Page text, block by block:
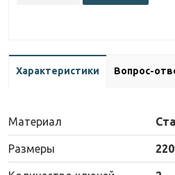
Характеристики Вопрос-
Материал
Размеры